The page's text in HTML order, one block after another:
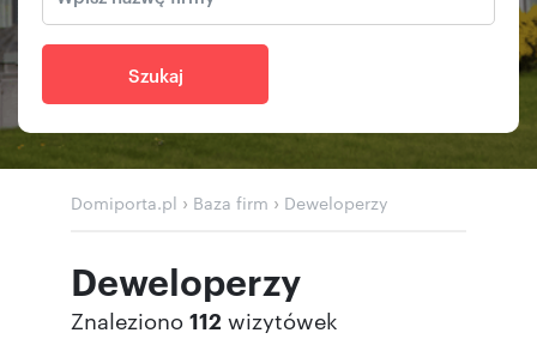
Szukaj
Domiporta.pl › Baza firm › Deweloperzy
Deweloperzy
Znaleziono 112 wizytówek